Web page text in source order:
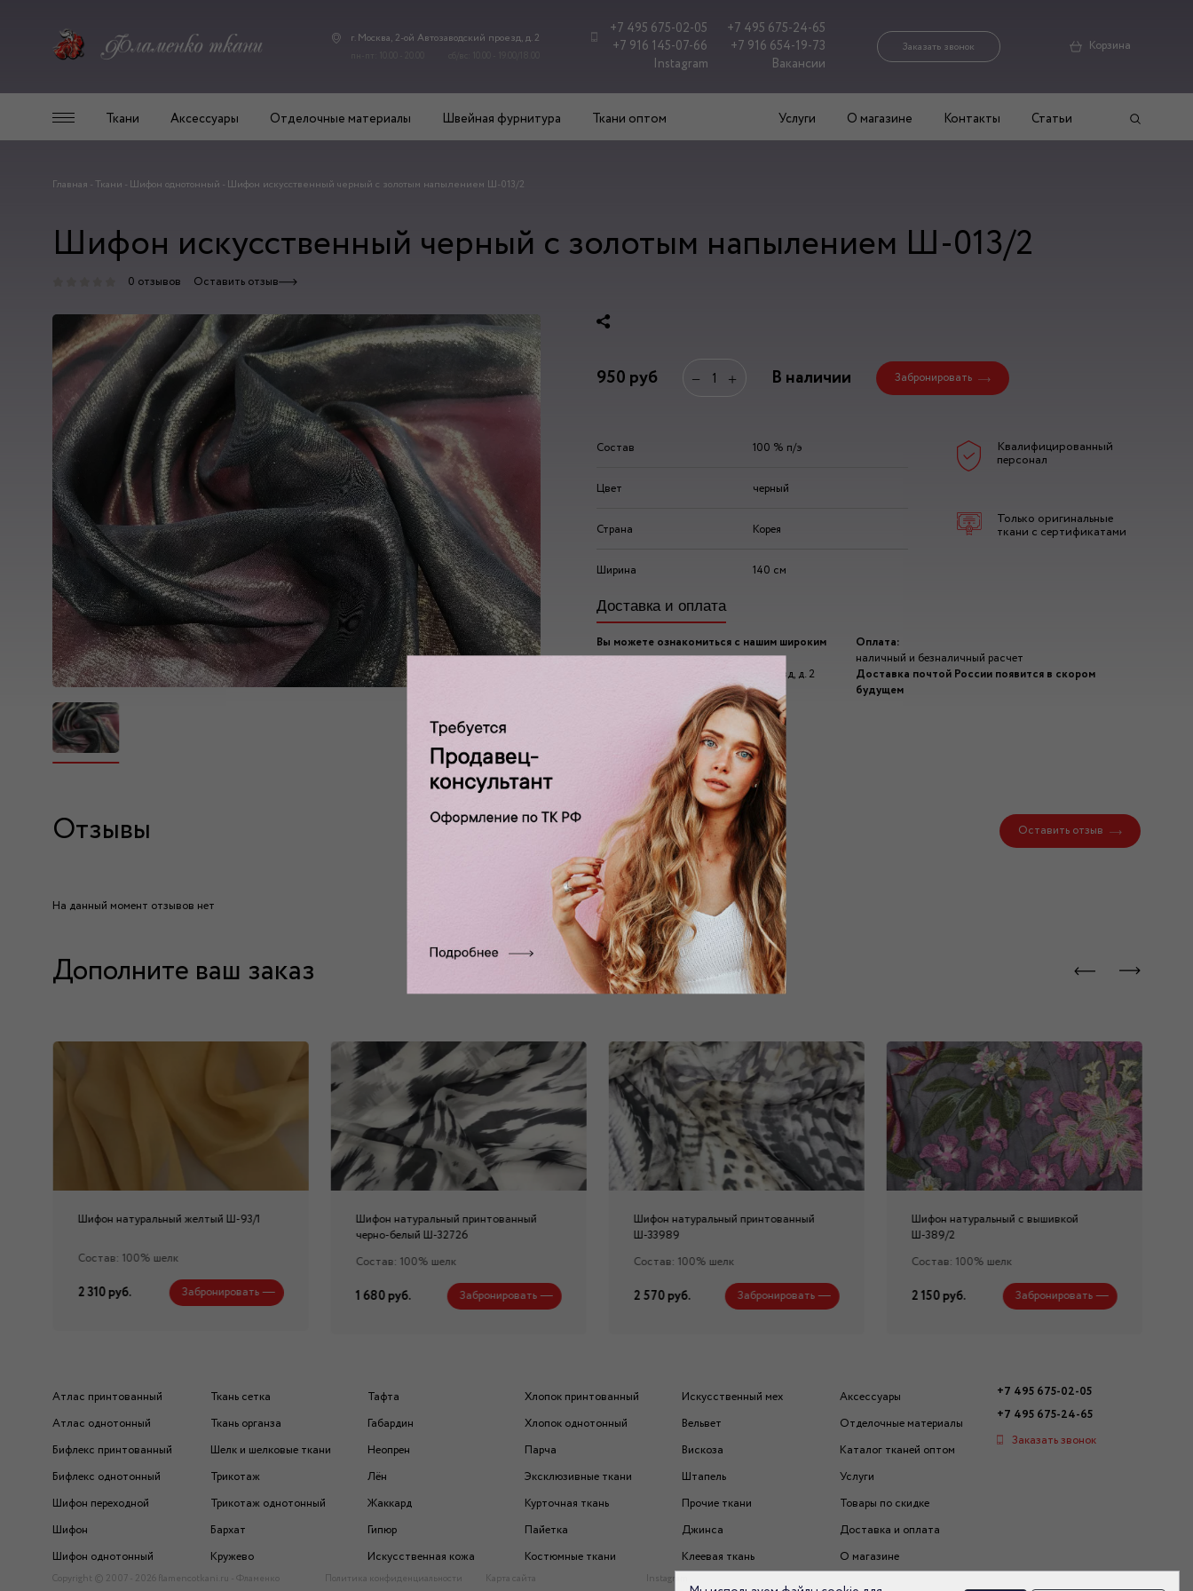
г. Москва, 2-ой Автозаводский проезд, д. 2
+7 495 675-02-05
+7 495 675-24-65
+7 916 145-07-66
+7 916 654-19-73
Instagram
Вакансии
Заказать звонок Корзина
Ткани Аксессуары Отделочные материалы Швейная фурнитура Ткани оптом Услуги О магазине Контакты Статьи
Главная - Ткани - Шифон однотонный - Шифон искусственный черный с золотым напылением Ш-013/2
Шифон искусственный черный с золотым напылением Ш-013/2
0 отзывов Оставить отзыв
950 руб − + В наличии Забронировать
Состав 100 % п/э
Цвет черный
Страна Корея
Ширина 140 см
Квалифицированный
персонал
Только оригинальные
ткани с сертификатами
Доставка и оплата
Вы можете ознакомиться с нашим широким
ассортиментом по адресу:
г. Москва, 2-ой Автозаводский проезд, д. 2
пн-пт: 10.00 - 20.00
сб/вс: 10.00 - 19.00/18.00
Оплата:
наличный и безналичный расчет
Доставка почтой России появится в скором
будущем
Отзывы Оставить отзыв
На данный момент отзывов нет
Дополните ваш заказ
Шифон натуральный желтый Ш-93/1
Состав: 100% шелк
2 310 руб. Забронировать
Шифон натуральный принтованный
черно-белый Ш-32726
Состав: 100% шелк
1 680 руб. Забронировать
Шифон натуральный принтованный
Ш-33989
Состав: 100% шелк
2 570 руб. Забронировать
Шифон натуральный с вышивкой
Ш-389/2
Состав: 100% шелк
2 150 руб. Забронировать
Атлас принтованный
Атлас однотонный
Бифлекс принтованный
Бифлекс однотонный
Шифон переходной
Шифон
Шифон однотонный
Ткань сетка
Ткань органза
Шелк и шелковые ткани
Трикотаж
Трикотаж однотонный
Бархат
Кружево
Тафта
Габардин
Неопрен
Лён
Жаккард
Гипюр
Искусственная кожа
Хлопок принтованный
Хлопок однотонный
Парча
Эксклюзивные ткани
Курточная ткань
Пайетка
Костюмные ткани
Искусственный мех
Вельвет
Вискоза
Штапель
Прочие ткани
Джинса
Клеевая ткань
Аксессуары
Отделочные материалы
Каталог тканей оптом
Услуги
Товары по скидке
Доставка и оплата
О магазине
+7 495 675-02-05
+7 495 675-24-65
Заказать звонок
Copyright © 2007 - 2026 flamencotkani.ru - Фламенко Политика конфиденциальности Карта сайта Instagram